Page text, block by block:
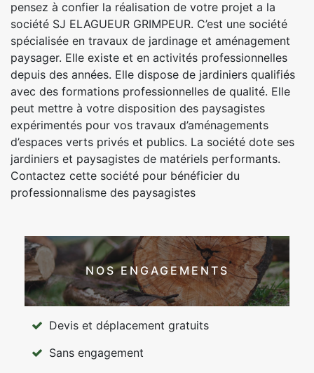
pensez à confier la réalisation de votre projet a la
société SJ ELAGUEUR GRIMPEUR. C’est une société
spécialisée en travaux de jardinage et aménagement
paysager. Elle existe et en activités professionnelles
depuis des années. Elle dispose de jardiniers qualifiés
avec des formations professionnelles de qualité. Elle
peut mettre à votre disposition des paysagistes
expérimentés pour vos travaux d’aménagements
d’espaces verts privés et publics. La société dote ses
jardiniers et paysagistes de matériels performants.
Contactez cette société pour bénéficier du
professionnalisme des paysagistes
NOS ENGAGEMENTS
Devis et déplacement gratuits
Sans engagement